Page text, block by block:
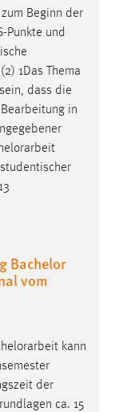
Beginn der
Punkte und
1Das Thema
dass die
in
Bachelor
vom
kann
der
ca. 15